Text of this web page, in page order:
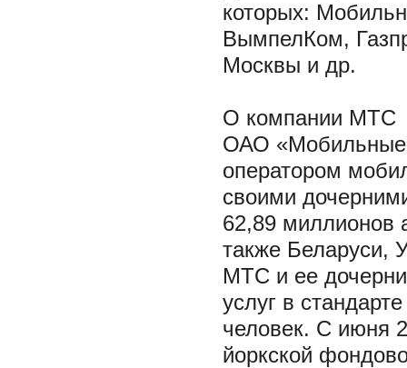
которых:
ВымпелКом,
Москвы и др.
О компании МТС
ОАО «Мобильные
оператором
своими
62,89 миллионов
также Беларуси,
МТС и ее
услуг в
человек. С июня
йоркской